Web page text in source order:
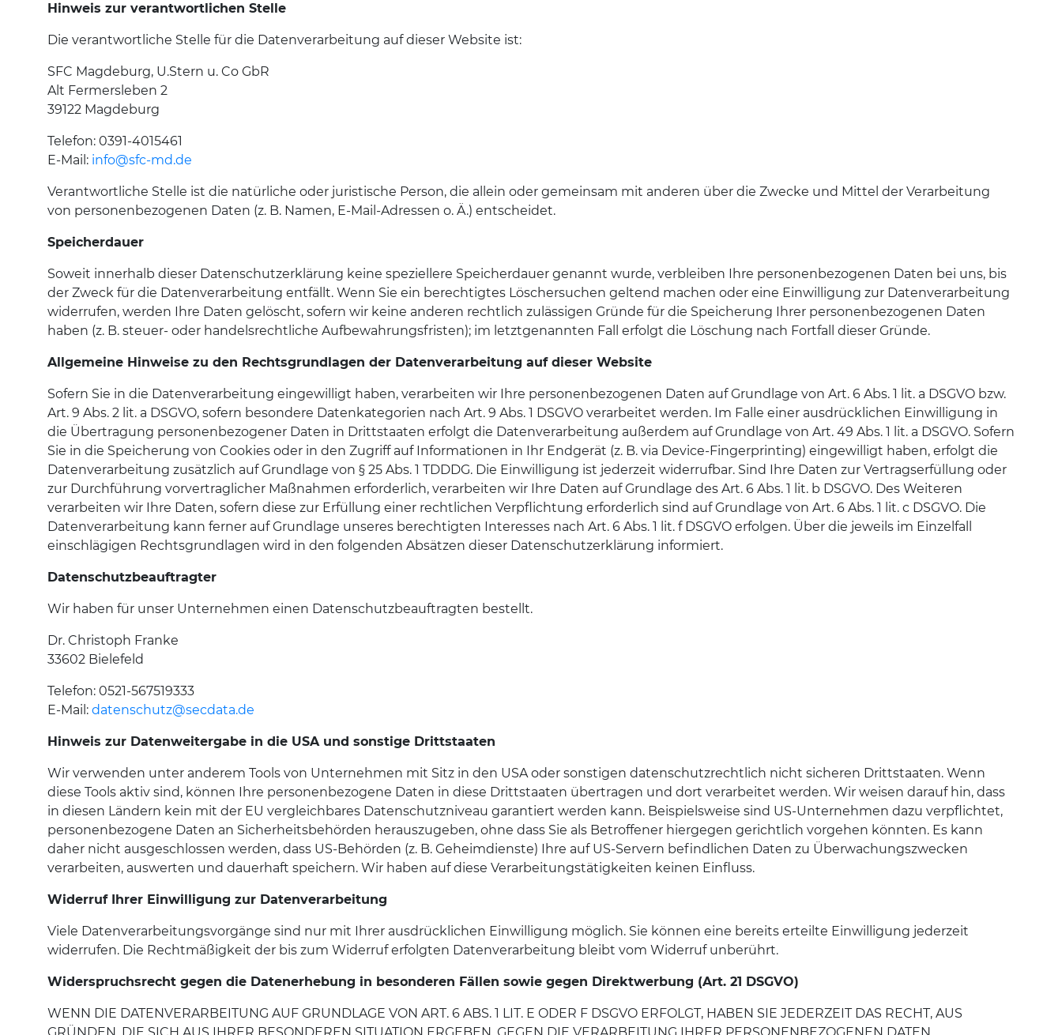
Hinweis zur verantwortlichen Stelle
Die verantwortliche Stelle für die Datenverarbeitung auf dieser Website ist:
SFC Magdeburg, U.Stern u. Co GbR
Alt Fermersleben 2
39122 Magdeburg
Telefon: 0391-4015461
E-Mail: info@sfc-md.de
Verantwortliche Stelle ist die natürliche oder juristische Person, die allein oder gemeinsam mit anderen über die Zwecke und Mittel der Verarbeitung
von personenbezogenen Daten (z. B. Namen, E-Mail-Adressen o. Ä.) entscheidet.
Speicherdauer
Soweit innerhalb dieser Datenschutzerklärung keine speziellere Speicherdauer genannt wurde, verbleiben Ihre personenbezogenen Daten bei uns, bis
der Zweck für die Datenverarbeitung entfällt. Wenn Sie ein berechtigtes Löschersuchen geltend machen oder eine Einwilligung zur Datenverarbeitung
widerrufen, werden Ihre Daten gelöscht, sofern wir keine anderen rechtlich zulässigen Gründe für die Speicherung Ihrer personenbezogenen Daten
haben (z. B. steuer- oder handelsrechtliche Aufbewahrungsfristen); im letztgenannten Fall erfolgt die Löschung nach Fortfall dieser Gründe.
Allgemeine Hinweise zu den Rechtsgrundlagen der Datenverarbeitung auf dieser Website
Sofern Sie in die Datenverarbeitung eingewilligt haben, verarbeiten wir Ihre personenbezogenen Daten auf Grundlage von Art. 6 Abs. 1 lit. a DSGVO bzw.
Art. 9 Abs. 2 lit. a DSGVO, sofern besondere Datenkategorien nach Art. 9 Abs. 1 DSGVO verarbeitet werden. Im Falle einer ausdrücklichen Einwilligung in
die Übertragung personenbezogener Daten in Drittstaaten erfolgt die Datenverarbeitung außerdem auf Grundlage von Art. 49 Abs. 1 lit. a DSGVO. Sofern
Sie in die Speicherung von Cookies oder in den Zugriff auf Informationen in Ihr Endgerät (z. B. via Device-Fingerprinting) eingewilligt haben, erfolgt die
Datenverarbeitung zusätzlich auf Grundlage von § 25 Abs. 1 TDDDG. Die Einwilligung ist jederzeit widerrufbar. Sind Ihre Daten zur Vertragserfüllung oder
zur Durchführung vorvertraglicher Maßnahmen erforderlich, verarbeiten wir Ihre Daten auf Grundlage des Art. 6 Abs. 1 lit. b DSGVO. Des Weiteren
verarbeiten wir Ihre Daten, sofern diese zur Erfüllung einer rechtlichen Verpflichtung erforderlich sind auf Grundlage von Art. 6 Abs. 1 lit. c DSGVO. Die
Datenverarbeitung kann ferner auf Grundlage unseres berechtigten Interesses nach Art. 6 Abs. 1 lit. f DSGVO erfolgen. Über die jeweils im Einzelfall
einschlägigen Rechtsgrundlagen wird in den folgenden Absätzen dieser Datenschutzerklärung informiert.
Datenschutzbeauftragter
Wir haben für unser Unternehmen einen Datenschutzbeauftragten bestellt.
Dr. Christoph Franke
33602 Bielefeld
Telefon: 0521-567519333
E-Mail: datenschutz@secdata.de
Hinweis zur Datenweitergabe in die USA und sonstige Drittstaaten
Wir verwenden unter anderem Tools von Unternehmen mit Sitz in den USA oder sonstigen datenschutzrechtlich nicht sicheren Drittstaaten. Wenn
diese Tools aktiv sind, können Ihre personenbezogene Daten in diese Drittstaaten übertragen und dort verarbeitet werden. Wir weisen darauf hin, dass
in diesen Ländern kein mit der EU vergleichbares Datenschutzniveau garantiert werden kann. Beispielsweise sind US-Unternehmen dazu verpflichtet,
personenbezogene Daten an Sicherheitsbehörden herauszugeben, ohne dass Sie als Betroffener hiergegen gerichtlich vorgehen könnten. Es kann
daher nicht ausgeschlossen werden, dass US-Behörden (z. B. Geheimdienste) Ihre auf US-Servern befindlichen Daten zu Überwachungszwecken
verarbeiten, auswerten und dauerhaft speichern. Wir haben auf diese Verarbeitungstätigkeiten keinen Einfluss.
Widerruf Ihrer Einwilligung zur Datenverarbeitung
Viele Datenverarbeitungsvorgänge sind nur mit Ihrer ausdrücklichen Einwilligung möglich. Sie können eine bereits erteilte Einwilligung jederzeit
widerrufen. Die Rechtmäßigkeit der bis zum Widerruf erfolgten Datenverarbeitung bleibt vom Widerruf unberührt.
Widerspruchsrecht gegen die Datenerhebung in besonderen Fällen sowie gegen Direktwerbung (Art. 21 DSGVO)
WENN DIE DATENVERARBEITUNG AUF GRUNDLAGE VON ART. 6 ABS. 1 LIT. E ODER F DSGVO ERFOLGT, HABEN SIE JEDERZEIT DAS RECHT, AUS